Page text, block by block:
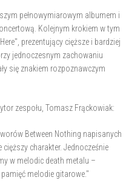
pełnowymiarowym albumem i
Kolejnym krokiem w tym
prezentujący cięższe i bardziej
jednoczesnym zachowaniu
się znakiem rozpoznawczym
zespołu, Tomasz Frąckowiak:
Between Nothing napisanych
charakter. Jednocześnie
w melodic death metalu –
melodie gitarowe."